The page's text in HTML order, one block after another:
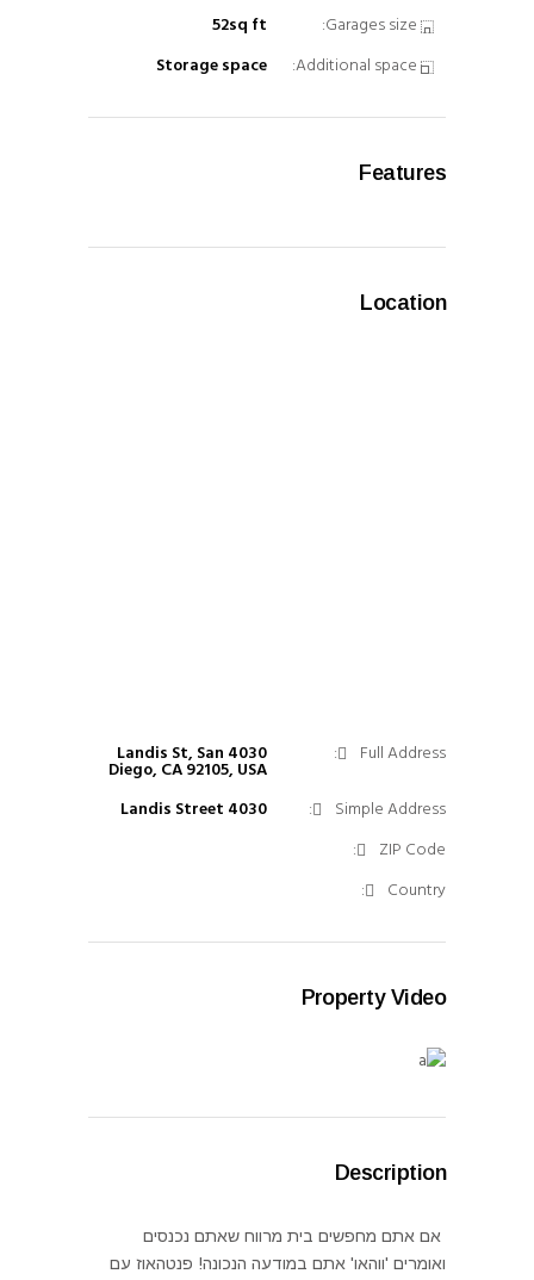
Garages size:
52sq ft
Additional space:
Storage space
Features
Location
Full Address:
4030 Landis St, San
Diego, CA 92105, USA
Simple Address:
4030 Landis Street
ZIP Code:
Country:
Property Video
Description
אם אתם מחפשים בית מרווח שאתם נכנסים
ואומרים 'ווהאו' אתם במודעה הנכונה! פנטהאוז עם